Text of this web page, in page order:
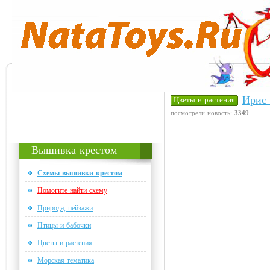
Вышивка крестом
Схемы вышивки крестом
Помогите найти схему
Природа, пейзажи
Птицы и бабочки
Цветы и растения
Морская тематика
Цветы и растения Ирис
посмотрели новость: 3349